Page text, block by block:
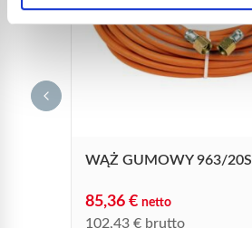
WĄŻ GUMOWY 963/20S
85,36 € netto
102,43 € brutto